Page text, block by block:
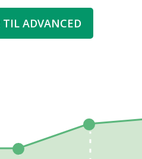
TIL ADVANCED